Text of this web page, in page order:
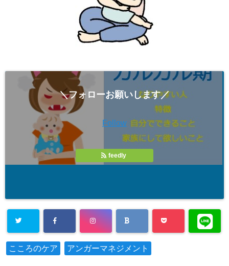
＼フォローお願いします／
Follow
feedly
こころのケア アンガーマネジメント